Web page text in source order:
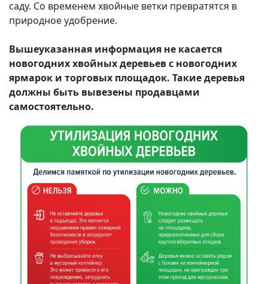
саду. Со временем хвойные ветки превратятся в
природное удобрение.
Вышеуказанная информация не касается
новогодних хвойных деревьев с новогодних
ярмарок и торговых площадок. Такие деревья
должны быть вывезены продавцами
самостоятельно.